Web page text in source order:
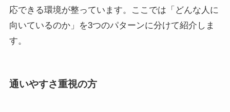
応できる環境が整っています。ここでは「どんな人に
向いているのか」を3つのパターンに分けて紹介しま
す。
通いやすさ重視の方